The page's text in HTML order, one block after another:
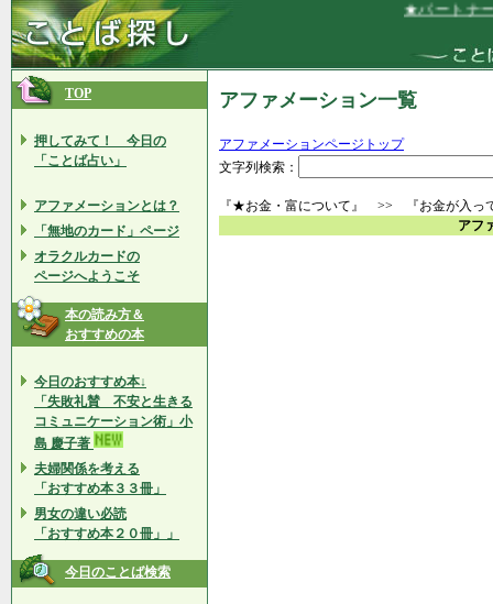
★パートナー
TOP
押してみて！ 今日の
「ことば占い」
アファメーションとは？
「無地のカード」ページ
オラクルカードの
ページへようこそ
本の読み方＆
おすすめの本
今日のおすすめ本↓
「失敗礼賛 不安と生きる
コミュニケーション術」小
島 慶子著
夫婦関係を考える
「おすすめ本３３冊」
男女の違い必読
「おすすめ本２０冊」」
今日のことば検索
アファメーション一覧
アファメーションページトップ
文字列検索：
『★お金・富について』 >> 『お金が入っ
アフ